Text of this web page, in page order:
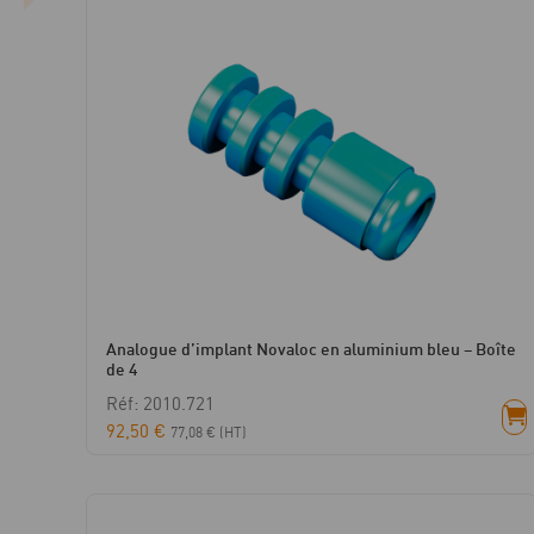
Analogue d’implant Novaloc en aluminium bleu – Boîte
de 4
Réf: 2010.721
92,50 € 77,08 € (HT)